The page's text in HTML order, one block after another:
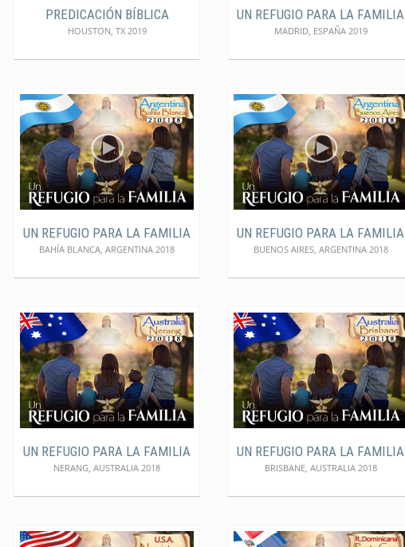
PREDICACIÓN BÍBLICA
HOUSTON, TX 2019
UN REFUGIO PARA LA FAMILIA
MADRID, ESPAÑA 2019
UN REFUGIO PARA LA FAMILIA
BAHÍA BLANCA, ARGENTINA 2018
UN REFUGIO PARA LA FAMILIA
BUENOS AIRES, ARGENTINA 2018
UN REFUGIO PARA LA FAMILIA
NERANG, AUSTRALIA 2018
UN REFUGIO PARA LA FAMILIA
BRISBANE, AUSTRALIA 2018